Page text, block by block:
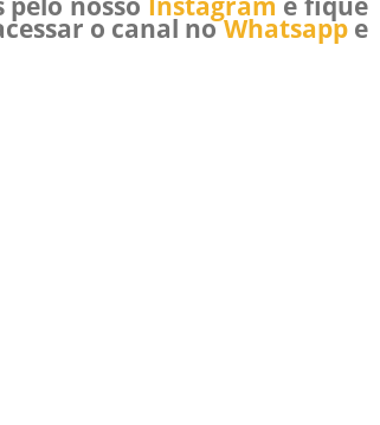
o canal noWhatsappe